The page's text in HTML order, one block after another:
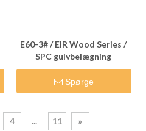
E60-3# / EIR Wood Series /
SPC gulvbelægning
Spørge
4 ... 11 »